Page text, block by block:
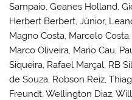
Sampaio, Geanes Holland,
Herbert Berbert, Júnior,
Magno Costa, Marcelo
Marco Oliveira, Mario Cau,
Siqueira, Rafael Marçal, RB
de Souza, Robson Reiz,
Freundt, Wellington Diaz,